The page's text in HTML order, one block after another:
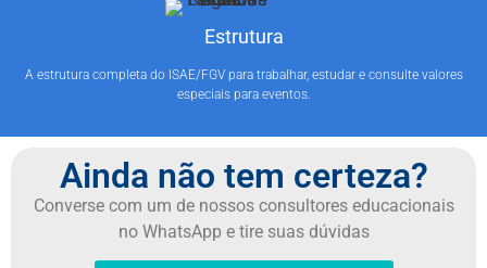
Estrutura
A estrutura completa do ISAE/FGV para trabalhar, estudar e consulte valores
especiais para eventos.
Ainda não tem certeza?
Converse com um de nossos consultores educacionais
no WhatsApp e tire suas dúvidas